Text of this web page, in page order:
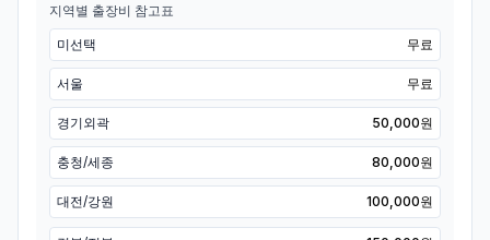
지역별 출장비 참고표
미선택 무료
서울 무료
경기외곽 50,000원
충청/세종 80,000원
대전/강원 100,000원